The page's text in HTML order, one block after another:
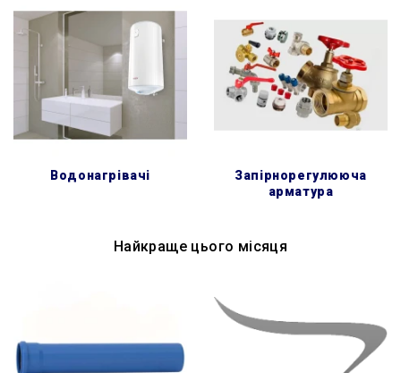
водонагрівачі
запірнорегулююча
арматура
Найкраще цього місяця